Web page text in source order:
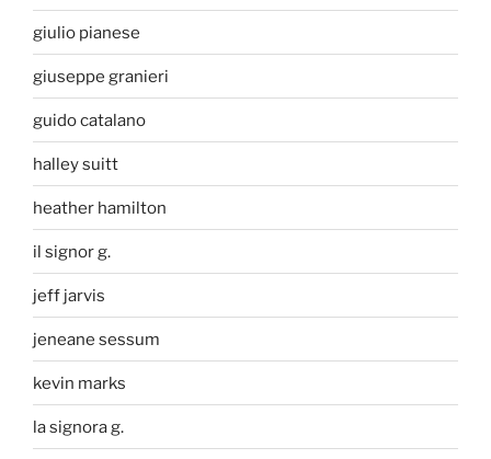
giulio pianese
giuseppe granieri
guido catalano
halley suitt
heather hamilton
il signor g.
jeff jarvis
jeneane sessum
kevin marks
la signora g.